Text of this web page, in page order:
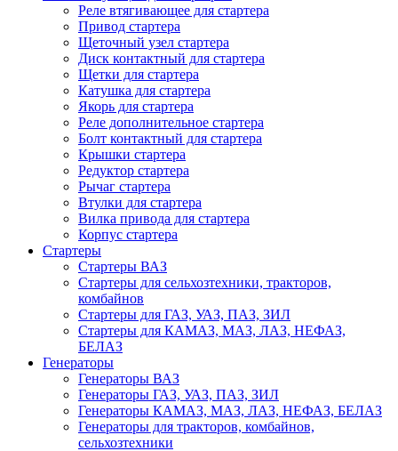
Реле втягивающее для стартера
Привод стартера
Щеточный узел стартера
Диск контактный для стартера
Щетки для стартера
Катушка для стартера
Якорь для стартера
Реле дополнительное стартера
Болт контактный для стартера
Крышки стартера
Редуктор стартера
Рычаг стартера
Втулки для стартера
Вилка привода для стартера
Корпус стартера
Стартеры
Стартеры ВАЗ
Стартеры для сельхозтехники, тракторов,
комбайнов
Стартеры для ГАЗ, УАЗ, ПАЗ, ЗИЛ
Стартеры для КАМАЗ, МАЗ, ЛАЗ, НЕФАЗ,
БЕЛАЗ
Генераторы
Генераторы ВАЗ
Генераторы ГАЗ, УАЗ, ПАЗ, ЗИЛ
Генераторы КАМАЗ, МАЗ, ЛАЗ, НЕФАЗ, БЕЛАЗ
Генераторы для тракторов, комбайнов,
сельхозтехники